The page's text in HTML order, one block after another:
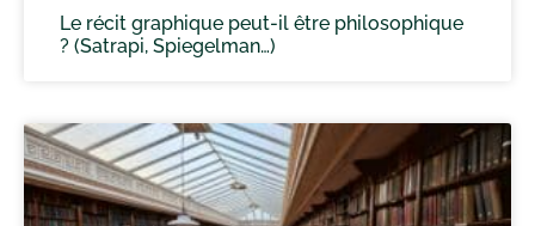
Le récit graphique peut-il être philosophique
? (Satrapi, Spiegelman…)